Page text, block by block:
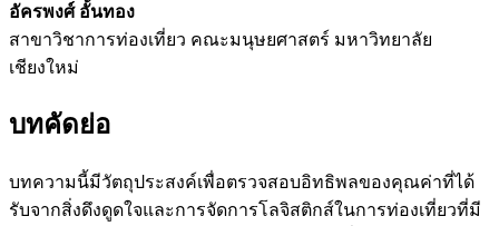
อัครพงศ์ อั้นทอง
สาขาวิชาการท่องเที่ยว คณะมนุษยศาสตร์ มหาวิทยาลัย
เชียงใหม่
บทคัดย่อ
บทความนี้มีวัตถุประสงค์เพื่อตรวจสอบอิทธิพลของคุณค่าที่ได้
รับจากสิ่งดึงดูดใจและการจัดการโลจิสติกส์ในการท่องเที่ยวที่มี